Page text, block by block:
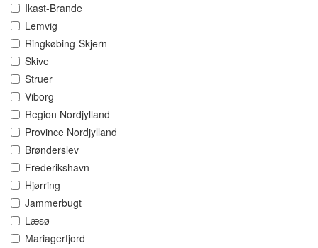
Ikast-Brande
Lemvig
Ringkøbing-Skjern
Skive
Struer
Viborg
Region Nordjylland
Province Nordjylland
Brønderslev
Frederikshavn
Hjørring
Jammerbugt
Læsø
Mariagerfjord